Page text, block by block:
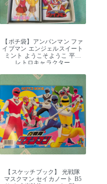
【ポチ袋】アンパンマン ファ
イブマン エンジェルスイート
ミント ようこそようこ 平成
レトロキャラクター
【スケッチブック】 光戦隊
マスクマン セイカノート B5